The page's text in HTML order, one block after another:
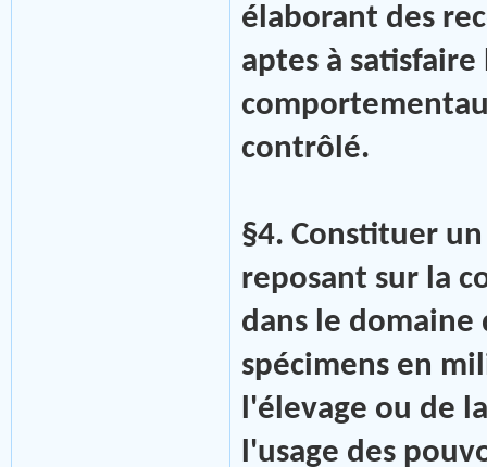
élaborant des
aptes à
contrôlé.
§4. Constituer
reposant sur la
dans le
spécimens en
l'élevage ou de
l'usage des